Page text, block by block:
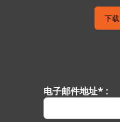
下载
电子邮件地址* :